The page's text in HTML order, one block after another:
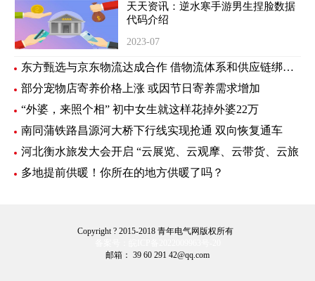
天天资讯：逆水寒手游男生捏脸数据
代码介绍
2023-07
东方甄选与京东物流达成合作 借物流体系和供应链绑定新样板
部分宠物店寄养价格上涨 或因节日寄养需求增加
“外婆，来照个相” 初中女生就这样花掉外婆22万
南同蒲铁路昌源河大桥下行线实现抢通 双向恢复通车
河北衡水旅发大会开启 “云展览、云观摩、云带货、云旅
多地提前供暖！你所在的地方供暖了吗？
Copyright ? 2015-2018 青年电气网版权所有
邮箱： 39 60 291 42@qq.com